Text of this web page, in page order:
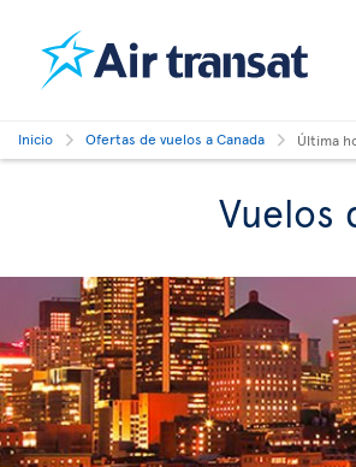
Inicio Ofertas de vuelos a Canada Última
Vuelos